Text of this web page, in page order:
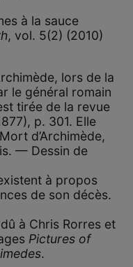
à la sauce
, vol. 5(2) (2010)
lors de la
le général romain
tirée de la revue
p. 301. Elle
d’Archimède,
— Dessin de
à propos
de son décès.
dû à Chris Rorres et
Pictures of
.